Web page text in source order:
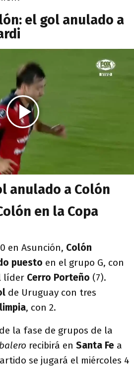
el gol anulado a
anulado a Colón
en la Copa
en Asunción, Colón
puesto en el grupo G, con
líder Cerro Porteño (7).
de Uruguay con tres
, con 2.
la fase de grupos de la
recibirá en Santa Fe a
se jugará el miércoles 4